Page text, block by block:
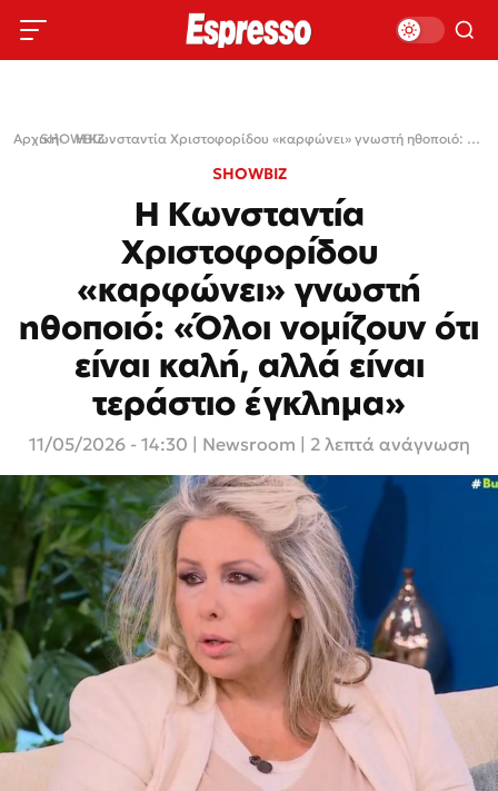
Αρχική›
SHOWBIZ› Η Κωνσταντία Χριστοφορίδου «καρφώνει» γνωστή ηθοποιό: «Όλοι νομίζουν ότι είναι καλή, αλλά είναι τεράστιο έγκλημα»
SHOWBIZ
Η Κωνσταντία
Χριστοφορίδου
«καρφώνει» γνωστή
ηθοποιό: «Όλοι νομίζουν ότι
είναι καλή, αλλά είναι
τεράστιο έγκλημα»
11/05/2026 - 14:30 Newsroom | 2 λεπτά ανάγνωση